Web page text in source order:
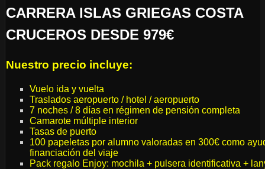
CARRERA ISLAS GRIEGAS COSTA
CRUCEROS DESDE 979€
Nuestro precio incluye:
Vuelo ida y vuelta
Traslados aeropuerto / hotel / aeropuerto
7 noches / 8 días en régimen de pensión completa
Camarote múltiple interior
Tasas de puerto
100 papeletas por alumno valoradas en 300€ como
financiación del viaje
Pack regalo Enjoy: mochila + pulsera identificativa +